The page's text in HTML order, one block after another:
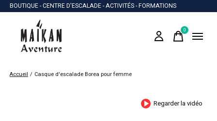
BOUTIQUE - CENTRE D'ESCALADE - ACTIVITÉS - FORMATIONS
0items
Accueil / Casque d'escalade Borea pour femme
Regarder la vidéo